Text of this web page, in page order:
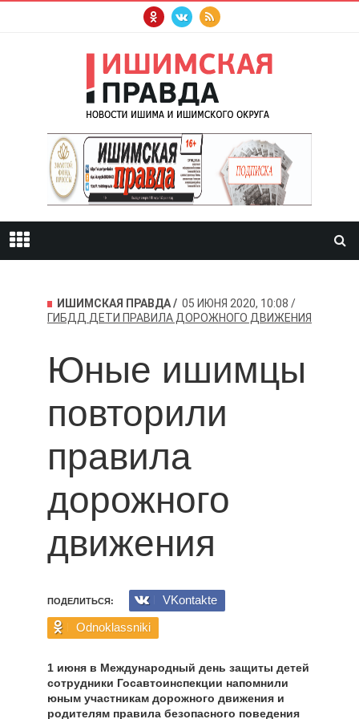
ИШИМСКАЯ ПРАВДА
05 ИЮНЯ 2020, 10:08
ГИБДД ДЕТИ ПРАВИЛА ДОРОЖНОГО ДВИЖЕНИЯ
Юные ишимцы
повторили
правила
дорожного
движения
ПОДЕЛИТЬСЯ:
VKontakte
Odnoklassniki
1 июня в Международный день защиты детей
сотрудники Госавтоинспекции напомнили
юным участникам дорожного движения и
родителям правила безопасного поведения